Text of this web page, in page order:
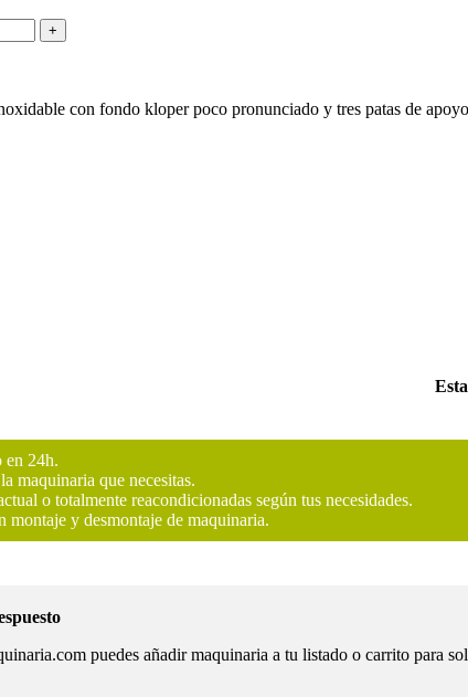
con fondo kloper poco pronunciado y tres patas de
en 24h.
maquinaria que necesitas.
o totalmente reacondicionadas según tus necesidades.
montaje y desmontaje de maquinaria.
puedes añadir maquinaria a tu listado o carrito para